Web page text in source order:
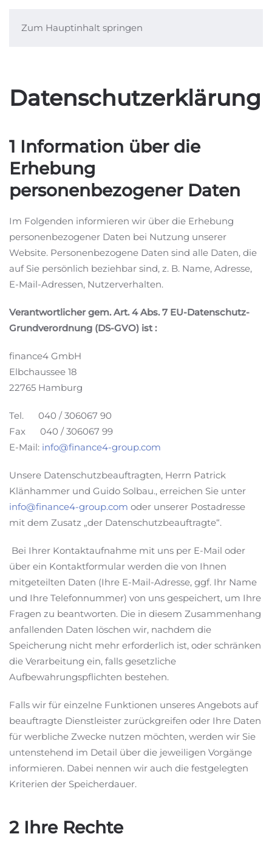
Zum Hauptinhalt springen
Datenschutzerklärung
1 Information über die
Erhebung
personenbezogener Daten
Im Folgenden informieren wir über die Erhebung
personenbezogener Daten bei Nutzung unserer
Website. Personenbezogene Daten sind alle Daten, die
auf Sie persönlich beziehbar sind, z. B. Name, Adresse,
E-Mail-Adressen, Nutzerverhalten.
Verantwortlicher gem. Art. 4 Abs. 7 EU-Datenschutz-
Grundverordnung (DS-GVO) ist :
finance4 GmbH
Elbchaussee 18
22765 Hamburg
Tel. 040 / 306067 90
Fax 040 / 306067 99
E-Mail: info@finance4-group.com
Unsere Datenschutzbeauftragten, Herrn Patrick
Klänhammer und Guido Solbau., erreichen Sie unter
info@finance4-group.com oder unserer Postadresse
mit dem Zusatz „der Datenschutzbeauftragte“.
Bei Ihrer Kontaktaufnahme mit uns per E-Mail oder
über ein Kontaktformular werden die von Ihnen
mitgeteilten Daten (Ihre E-Mail-Adresse, ggf. Ihr Name
und Ihre Telefonnummer) von uns gespeichert, um Ihre
Fragen zu beantworten. Die in diesem Zusammenhang
anfallenden Daten löschen wir, nachdem die
Speicherung nicht mehr erforderlich ist, oder schränken
die Verarbeitung ein, falls gesetzliche
Aufbewahrungspflichten bestehen.
Falls wir für einzelne Funktionen unseres Angebots auf
beauftragte Dienstleister zurückgreifen oder Ihre Daten
für werbliche Zwecke nutzen möchten, werden wir Sie
untenstehend im Detail über die jeweiligen Vorgänge
informieren. Dabei nennen wir auch die festgelegten
Kriterien der Speicherdauer.
2 Ihre Rechte